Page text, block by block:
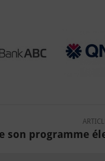
son programme